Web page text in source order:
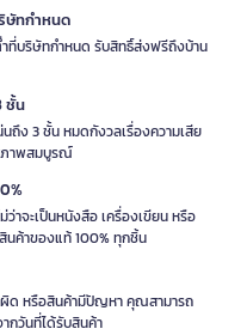
ษัทกำหนด
ที่บริษัทกำหนด รับสิทธิ์ส่งฟรีถึงบ้าน
ชั้น
ถึง 3 ชั้น หมดกังวลเรื่องความเสีย
ภาพสมบูรณ์
าจะเป็นหนังสือ เครื่องเขียน หรือ
นค้าของแท้ 100% ทุกชิ้น
ผิด หรือสินค้ามีปัญหา คุณสามารถ
กวันที่ได้รับสินค้า